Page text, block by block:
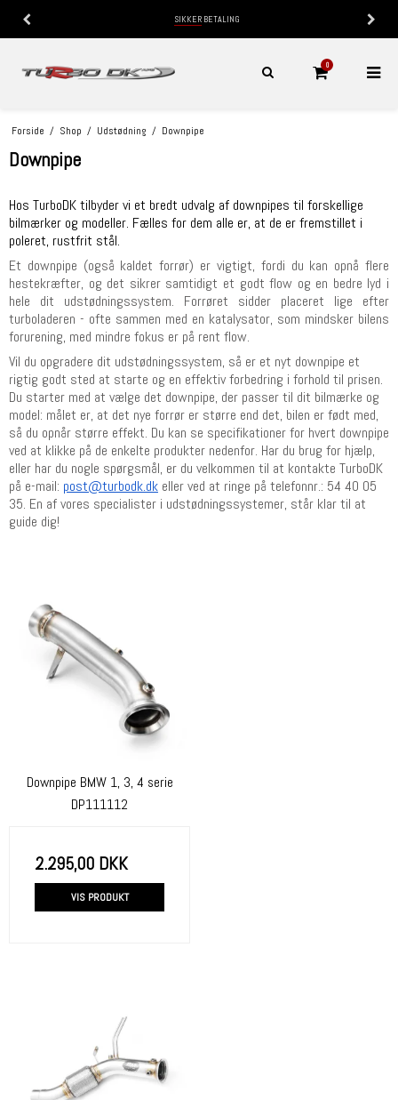
SIKKER BETALING
0
Forside / Shop / Udstødning / Downpipe
Downpipe
Hos TurboDK tilbyder vi et bredt udvalg af downpipes til forskellige
bilmærker og modeller. Fælles for dem alle er, at de er fremstillet i
poleret, rustfrit stål.
Et downpipe (også kaldet forrør) er vigtigt, fordi du kan opnå flere
hestekræfter, og det sikrer samtidigt et godt flow og en bedre lyd i
hele dit udstødningssystem. Forrøret sidder placeret lige efter
turboladeren - ofte sammen med en katalysator, som mindsker bilens
forurening, med mindre fokus er på rent flow.
Vil du opgradere dit udstødningssystem, så er et nyt downpipe et
rigtig godt sted at starte og en effektiv forbedring i forhold til prisen.
Du starter med at vælge det downpipe, der passer til dit bilmærke og
model: målet er, at det nye forrør er større end det, bilen er født med,
så du opnår større effekt. Du kan se specifikationer for hvert downpipe
ved at klikke på de enkelte produkter nedenfor. Har du brug for hjælp,
eller har du nogle spørgsmål, er du velkommen til at kontakte TurboDK
på e-mail: post@turbodk.dk eller ved at ringe på telefonnr.: 54 40 05
35. En af vores specialister i udstødningssystemer, står klar til at
guide dig!
Downpipe BMW 1, 3, 4 serie
DP111112
2.295,00 DKK
VIS PRODUKT